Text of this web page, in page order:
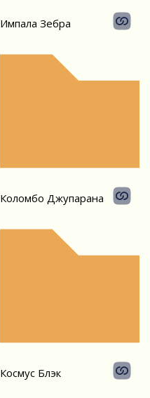
Импала Зебра
Коломбо Джупарана
Космус Блэк